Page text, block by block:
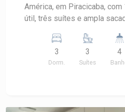
América, em Piracicaba, com
útil, três suítes e ampla
condomínio completo, com
portaria 24 horas. CARACTERÍSTICAS DO
IMÓVEL - Área útil de
3
Dorm.
3
Suítes
4